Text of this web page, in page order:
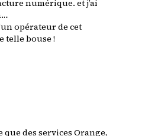
numérique. et j’ai
opérateur de cet
telle bouse !
des services Orange,